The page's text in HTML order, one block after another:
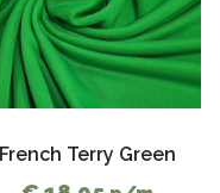
French Terry Green